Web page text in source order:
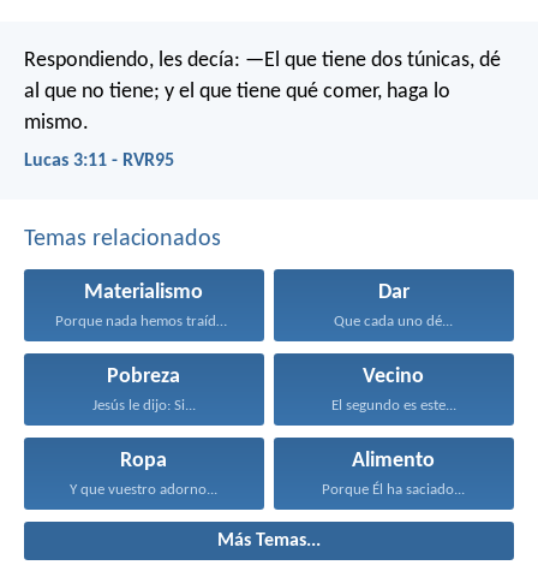
Respondiendo, les decía: —El que tiene dos túnicas, dé
al que no tiene; y el que tiene qué comer, haga lo
mismo.
Lucas 3:11 - RVR95
Temas relacionados
Materialismo
Porque nada hemos traído...
Dar
Que cada uno dé...
Pobreza
Jesús le dijo: Si...
Vecino
El segundo es este...
Ropa
Y que vuestro adorno...
Alimento
Porque Él ha saciado...
Más Temas...